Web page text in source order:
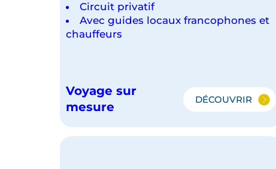
Circuit privatif
Avec guides locaux francophones et
chauffeurs
Voyage sur
mesure
DÉCOUVRIR
L'ESSENTIEL
LA